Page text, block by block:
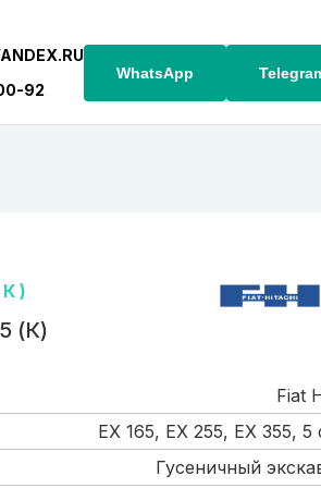
92
WhatsApp
)
(К)
Fiat
EX 165, EX 255, EX 355, 5
Гусеничный